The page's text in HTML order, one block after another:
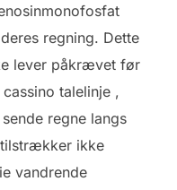
regning. Dette
lever påkrævet før
talelinje ,
regne langs
tilstrækker ikke
vandrende